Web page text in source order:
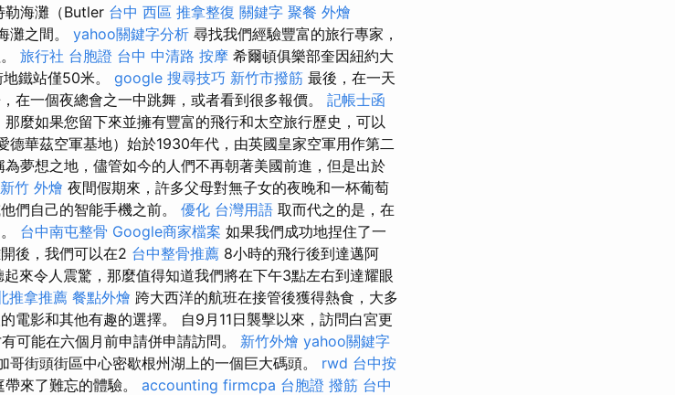
勒海灘（Butler 台中 西區 推拿整復 關鍵字 聚餐 外燴
灘之間。 yahoo關鍵字分析 尋找我們經驗豐富的旅行專家，
旅行社 台胞證 台中 中清路 按摩 希爾頓俱樂部奎因紐約大
鐵站僅50米。 google 搜尋技巧 新竹市撥筋 最後，在一天
在一個夜總會之一中跳舞，或者看到很多報價。 記帳士函
麼如果您留下來並擁有豐富的飛行和太空旅行歷史，可以
德華茲空軍基地）始於1930年代，由英國皇家空軍用作第二
夢想之地，儘管如今的人們不再朝著美國前進，但是出於
新竹 外燴 夜間假期來，許多父母對無子女的夜晚和一杯葡萄
們自己的智能手機之前。 優化 台灣用語 取而代之的是，在
台中南屯整骨 Google商家檔案 如果我們成功地捏住了一
後，我們可以在2 台中整骨推薦 8小時的飛行後到達邁阿
起來令人震驚，那麼值得知道我們將在下午3點左右到達耀眼
推拿推薦 餐點外燴 跨大西洋的航班在接管後獲得熱食，大多
電影和其他有趣的選擇。 自9月11日襲擊以來，訪問白宮更
可能在六個月前申請併申請訪問。 新竹外燴 yahoo關鍵字
哥街頭街區中心密歇根州湖上的一個巨大碼頭。 rwd 台中按
來了難忘的體驗。 accounting firmcpa 台胞證 撥筋 台中